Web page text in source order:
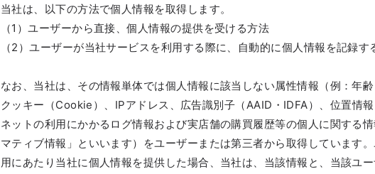
当社は、以下の方法で個人情報を取得します。
（1）ユーザーから直接、個人情報の提供を受ける方法
（2）ユーザーが当社サービスを利用する際に、自動的に個人情報を記録す
なお、当社は、その情報単体では個人情報に該当しない属性情報（例：年齢
クッキー（Cookie）、IPアドレス、広告識別子（AAID・IDFA）、位置情
ネットの利用にかかるログ情報および実店舗の購買履歴等の個人に関する
マティブ情報」といいます）をユーザーまたは第三者から取得しています
用にあたり当社に個人情報を提供した場合、当社は、当該情報と、当該ユ